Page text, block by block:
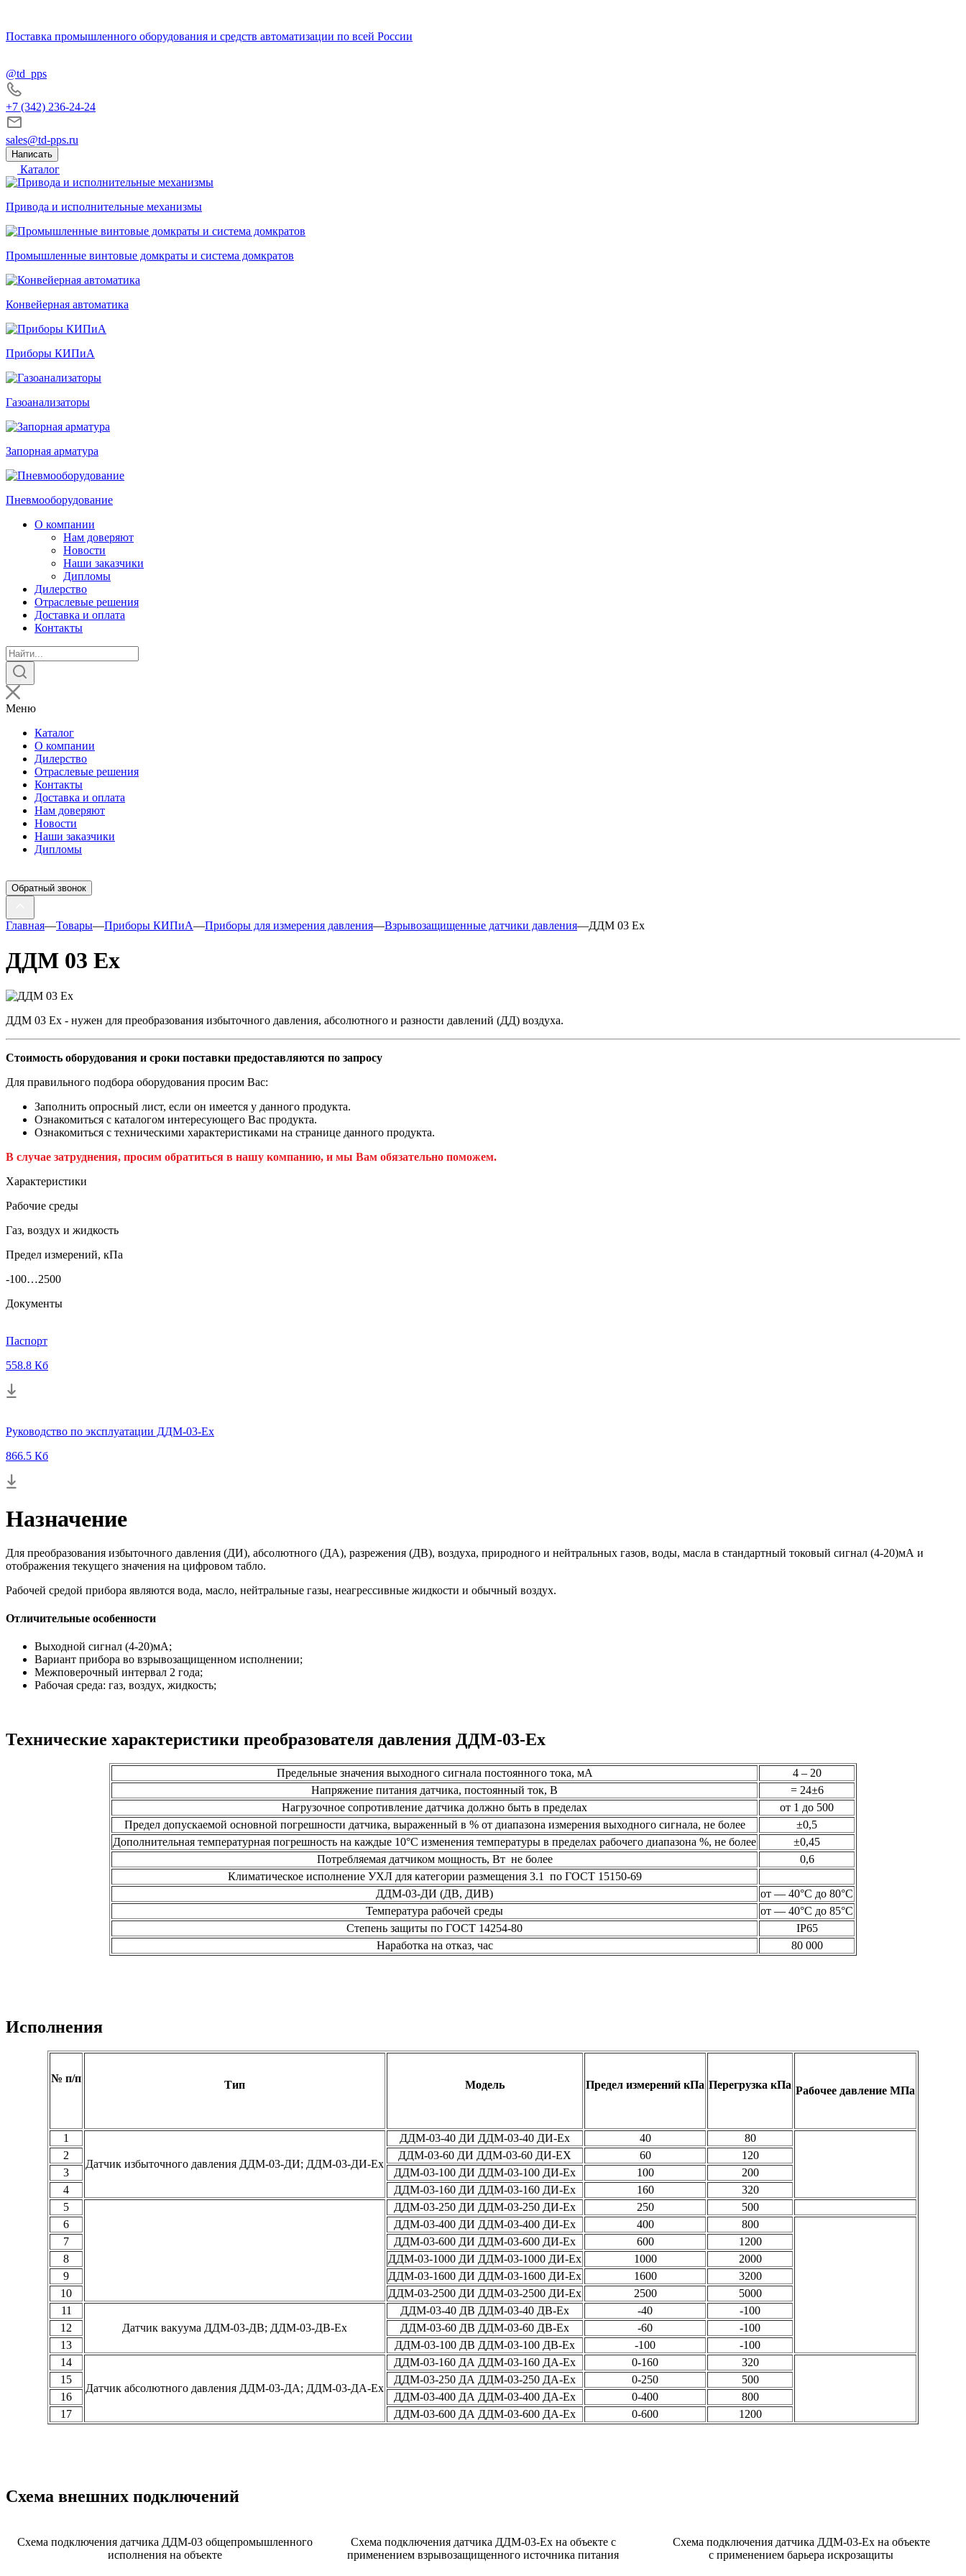
Поставка промышленного оборудования и средств автоматизации по всей России
@td_pps
+7 (342) 236-24-24
sales@td-pps.ru
Написать
Каталог
Привода и исполнительные механизмы
Промышленные винтовые домкраты и система домкратов
Конвейерная автоматика
Приборы КИПиА
Газоанализаторы
Запорная арматура
Пневмооборудование
О компании
Нам доверяют
Новости
Наши заказчики
Дипломы
Дилерство
Отраслевые решения
Доставка и оплата
Контакты
Поиск
товаров
Меню
Каталог
О компании
Дилерство
Отраслевые решения
Контакты
Доставка и оплата
Нам доверяют
Новости
Наши заказчики
Дипломы
Обратный звонок
Главная—Товары—Приборы КИПиА—Приборы для измерения давления—Взрывозащищенные датчики давления—ДДМ 03 Ех
ДДМ 03 Ех
ДДМ 03 Ех - нужен для преобразования избыточного давления, абсолютного и разности давлений (ДД) воздуха.
Стоимость оборудования и сроки поставки предоставляются по запросу
Для правильного подбора оборудования просим Вас:
Заполнить опросный лист, если он имеется у данного продукта.
Ознакомиться с каталогом интересующего Вас продукта.
Ознакомиться с техническими характеристиками на странице данного продукта.
В случае затруднения, просим обратиться в нашу компанию, и мы Вам обязательно поможем.
Характеристики
Рабочие среды
Газ, воздух и жидкость
Предел измерений, кПа
-100…2500
Документы
Паспорт
558.8 Кб
Руководство по эксплуатации ДДМ-03-Ex
866.5 Кб
Назначение
Для преобразования избыточного давления (ДИ), абсолютного (ДА), разрежения (ДВ), воздуха, природного и нейтральных газов, воды, масла в стандартный токовый сигнал (4-20)мА и
отображения текущего значения на цифровом табло.
Рабочей средой прибора являются вода, масло, нейтральные газы, неагрессивные жидкости и обычный воздух.
Отличительные особенности
Выходной сигнал (4-20)мА;
Вариант прибора во взрывозащищенном исполнении;
Межповерочный интервал 2 года;
Рабочая среда: газ, воздух, жидкость;
Технические характеристики преобразователя давления ДДМ-03-Ех
Предельные значения выходного сигнала постоянного тока, мА
4 – 20
Напряжение питания датчика, постоянный ток, В
= 24±6
Нагрузочное сопротивление датчика должно быть в пределах
от 1 до 500
Предел допускаемой основной погрешности датчика, выраженный в % от диапазона измерения выходного сигнала, не более
±0,5
Дополнительная температурная погрешность на каждые 10°С изменения температуры в пределах рабочего диапазона %, не более
±0,45
Потребляемая датчиком мощность, Вт не более
0,6
Климатическое исполнение УХЛ для категории размещения 3.1 по ГОСТ 15150-69
ДДМ-03-ДИ (ДВ, ДИВ)
от — 40°С до 80°С
Температура рабочей среды
от — 40°С до 85°С
Степень защиты по ГОСТ 14254-80
IP65
Наработка на отказ, час
80 000
Исполнения
№ п/п
Тип Модель Предел измерений кПа Перегрузка кПа Рабочее давление МПа
1
Датчик избыточного давления ДДМ-03-ДИ; ДДМ-03-ДИ-Ех
ДДМ-03-40 ДИ ДДМ-03-40 ДИ-Ех 40
80
2
ДДМ-03-60 ДИ ДДМ-03-60 ДИ-ЕХ 60
120
3
ДДМ-03-100 ДИ ДДМ-03-100 ДИ-Ех 100
200
4
ДДМ-03-160 ДИ ДДМ-03-160 ДИ-Ех 160
320
5
ДДМ-03-250 ДИ ДДМ-03-250 ДИ-Ех 250
500
6
ДДМ-03-400 ДИ ДДМ-03-400 ДИ-Ех 400
800
7
ДДМ-03-600 ДИ ДДМ-03-600 ДИ-Ех 600
1200
8
ДДМ-03-1000 ДИ ДДМ-03-1000 ДИ-Ех 1000
2000
9
ДДМ-03-1600 ДИ ДДМ-03-1600 ДИ-Ех 1600
3200
10
ДДМ-03-2500 ДИ ДДМ-03-2500 ДИ-Ех 2500
5000
11
Датчик вакуума ДДМ-03-ДВ; ДДМ-03-ДВ-Ех
ДДМ-03-40 ДВ ДДМ-03-40 ДВ-Ех -40
-100
12
ДДМ-03-60 ДВ ДДМ-03-60 ДВ-Ех -60
-100
13
ДДМ-03-100 ДВ ДДМ-03-100 ДВ-Ех -100
-100
14
Датчик абсолютного давления ДДМ-03-ДА; ДДМ-03-ДА-Ех
ДДМ-03-160 ДА ДДМ-03-160 ДА-Ех 0-160
320
15
ДДМ-03-250 ДА ДДМ-03-250 ДА-Ех 0-250
500
16
ДДМ-03-400 ДА ДДМ-03-400 ДА-Ех 0-400
800
17
ДДМ-03-600 ДА ДДМ-03-600 ДА-Ех 0-600 1200
Схема внешних подключений
Схема подключения датчика ДДМ-03 общепромышленного
исполнения на объекте
Схема подключения датчика ДДМ-03-Ех на объекте с
применением взрывозащищенного источника питания
Схема подключения датчика ДДМ-03-Ех на объекте
с применением барьера искрозащиты